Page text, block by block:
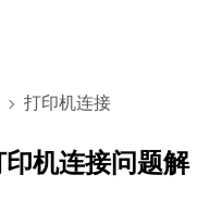
打印机连接
印机连接问题解